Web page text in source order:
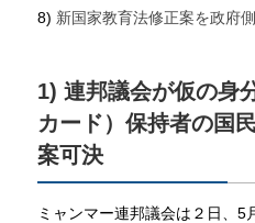
8) 新国家教育法修正案を政府
1) 連邦議会が仮の身
カード）保持者の国
案可決
ミャンマー連邦議会は２日、5